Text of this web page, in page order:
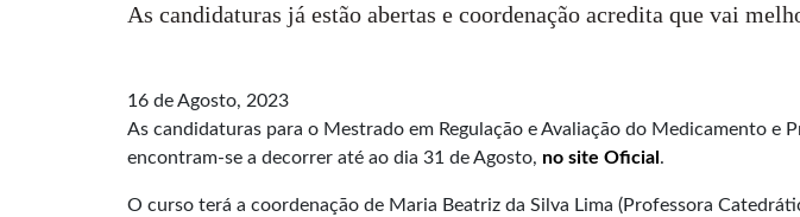
As candidaturas já estão abertas e coordenação acredita que vai
16 de Agosto, 2023
As candidaturas para o Mestrado em Regulaçāo e Avaliaçāo do Medicamento e
encontram-se a decorrer até ao dia 31 de Agosto, no site Oficial .
O curso terá a coordenaçāo de Maria Beatriz da Silva Lima (Professora